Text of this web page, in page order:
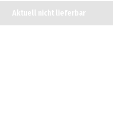
Aktuell nicht lieferbar